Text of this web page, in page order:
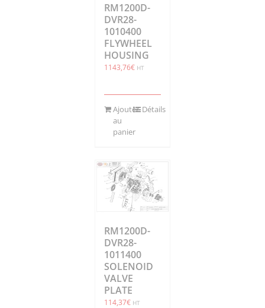
RM1200D-
DVR28-
1010400
FLYWHEEL
HOUSING
1143,76€ HT
Ajouter
au
panier
Détails
RM1200D-
DVR28-
1011400
SOLENOID
VALVE
PLATE
114,37€ HT